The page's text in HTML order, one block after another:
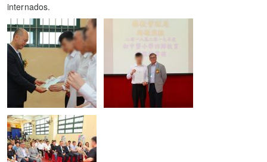
internados.